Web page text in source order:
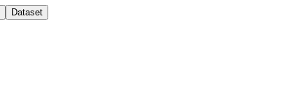
Dataset